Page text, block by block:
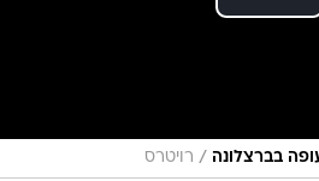
בברצלונה / רויטרס